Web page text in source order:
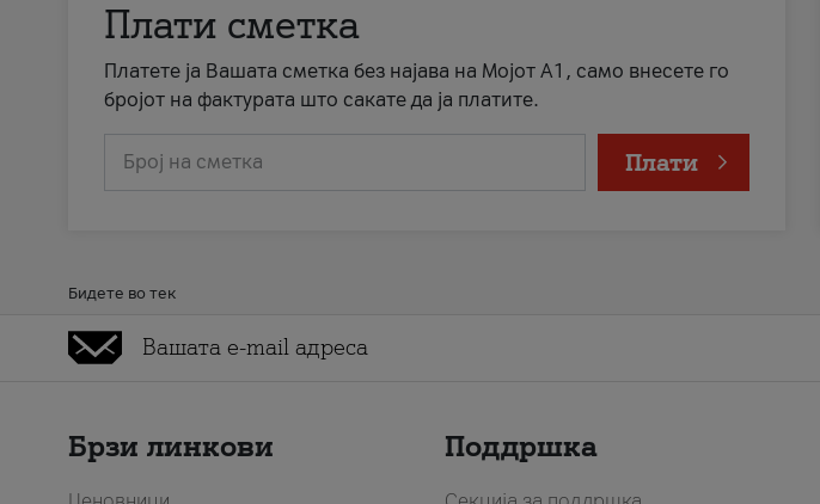
Плати сметка
Платете ја Вашата сметка без најава на Мојот А1, само внесете го
бројот на фактурата што сакате да ја платите.
Број на сметка Плати
Бидете во тек
Брзи линкови Поддршка